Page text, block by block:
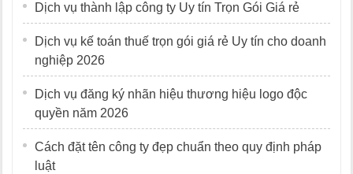
Dịch vụ thành lập công ty Uy tín Trọn Gói Giá rẻ
Dịch vụ kế toán thuế trọn gói giá rẻ Uy tín cho doanh
nghiệp 2026
Dịch vụ đăng ký nhãn hiệu thương hiệu logo độc
quyền năm 2026
Cách đặt tên công ty đẹp chuẩn theo quy định pháp
luật